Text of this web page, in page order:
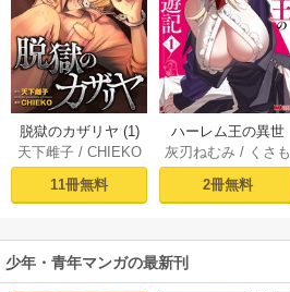
脱獄のカザリヤ (1)
天下雌子/ CHIEKO
11冊無料
ハーレム王の異世
界プレス漫遊記 ～
最強無双のおじさ
んはあらゆる種族
ミック） 1巻
灰刃ねむみ / くさも
ち
2冊無料
少年・青年マンガの最新刊